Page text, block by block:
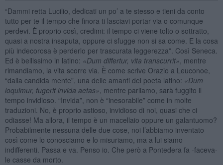
“Dammi retta Lucilio, dedicati un po’ a te stesso e tieni da conto
tutto per te il tempo che finora ti lasciavi portar via o comunque
perdevi. È proprio così, credimi: il tempo ci viene tolto o sottratto,
quasi a nostra insaputa, oppure ci sfugge non si sa come. E la cosa
più indecorosa è perderlo per trascurata leggerezza”. Così Seneca.
Ed è bellissimo in latino: «Dum differtur, vita transcurrit» , mentre
rimandiamo, la vita scorre via. È come scrive Orazio a Leuconoe,
“dalla candida mente”, una delle amanti del poeta latino: «Dum
loquimur, fugerit invida aetas» , mentre parliamo, sarà fuggito il
tempo invidioso. “Invida”, non è “inesorabile” come in molte
traduzioni. No, è proprio astioso, invidioso di noi, quasi che ci
odiasse! Ma allora, il tempo è un macellaio oppure un galantuomo?
Probabilmente nessuna delle due cose, noi l’abbiamo inventato
così come lo conosciamo e lo misuriamo, ma a lui siamo
indifferenti. Passa e va. Penso io. Che però a Pontedera fa -faceva-
le casse da morto.